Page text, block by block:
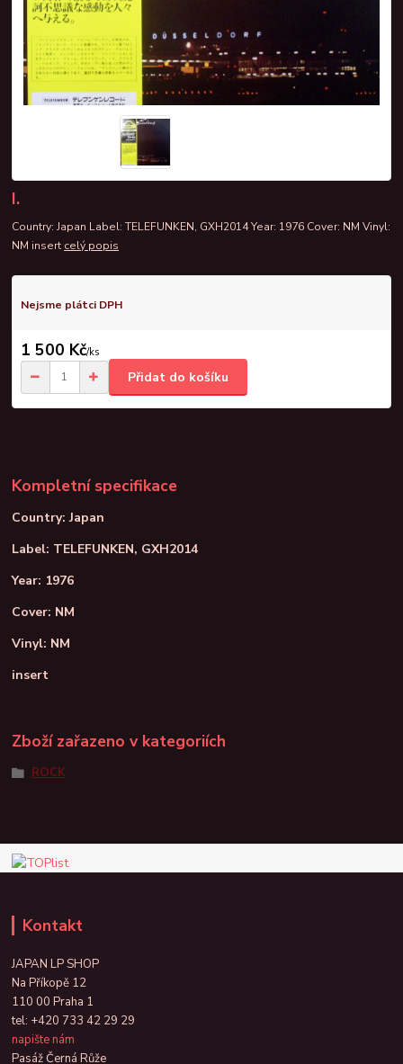
I.
Country: Japan Label: TELEFUNKEN, GXH2014 Year: 1976 Cover: NM Vinyl:
NM insert celý popis
Nejsme plátci DPH
1 500 Kč/ks
Přidat do košíku
Kompletní specifikace
Country: Japan
Label: TELEFUNKEN, GXH2014
Year: 1976
Cover: NM
Vinyl: NM
insert
Zboží zařazeno v kategoriích
ROCK
Kontakt
JAPAN LP SHOP
Na Příkopě 12
110 00 Praha 1
tel: +420 733 42 29 29
napište nám
Pasáž Černá Růže